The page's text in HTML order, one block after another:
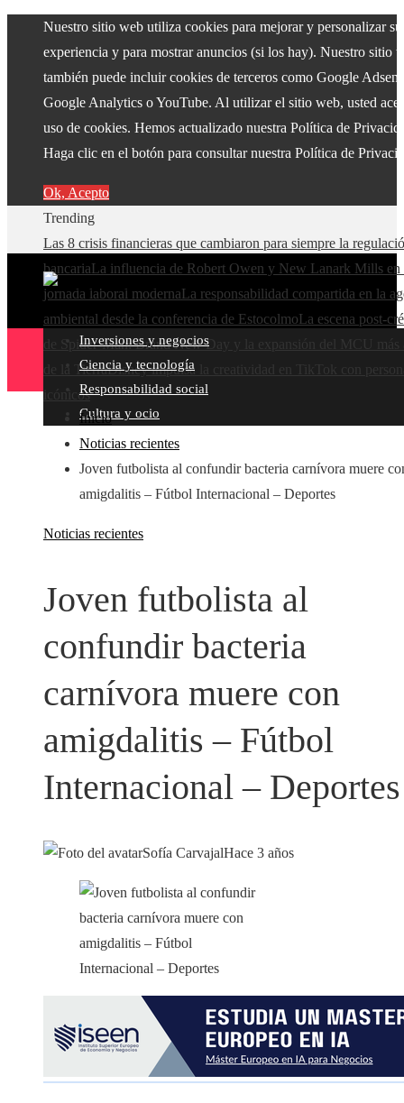
Nuestro sitio web utiliza cookies para mejorar y personalizar su
experiencia y para mostrar anuncios (si los hay). Nuestro sitio
también puede incluir cookies de terceros como Google
Google Analytics o YouTube. Al utilizar el sitio web, usted
uso de cookies. Hemos actualizado nuestra Política de
Haga clic en el botón para consultar nuestra Política de
Ok, Acepto
Trending
Las 8 crisis financieras que cambiaron para siempre la
bancariaLa influencia de Robert Owen y New Lanark Mills en
jornada laboral modernaLa responsabilidad compartida en la
ambiental desde la conferencia de EstocolmoLa escena post-
de Spider-Man: Brand New Day y la expansión del MCU más
de la TierraDisney impulsa la creatividad en TikTok con
icónicos
Inversiones y negocios
Ciencia y tecnología
Responsabilidad social
Cultura y ocio
Inicio
Noticias recientes
Joven futbolista al confundir bacteria carnívora muere
amigdalitis – Fútbol Internacional – Deportes
Noticias recientes
Joven futbolista al
confundir bacteria
carnívora muere con
amigdalitis – Fútbol
Internacional – Deportes
Sofía CarvajalHace 3 años